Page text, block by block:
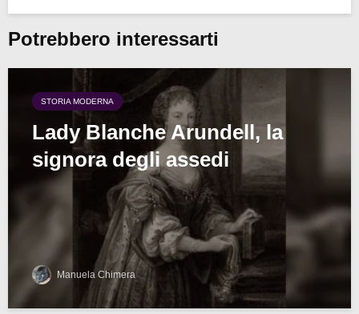
Potrebbero interessarti
STORIA MODERNA
Lady Blanche Arundell, la
signora degli assedi
Manuela Chimera